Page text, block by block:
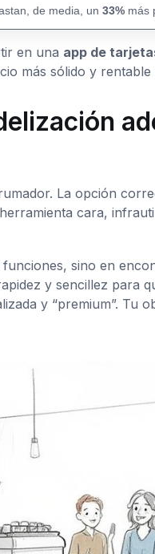
de media, un 33%más
en una app de
más sólido y
La opción
cara,
sino en
y sencillez para
y “premium”. Tu